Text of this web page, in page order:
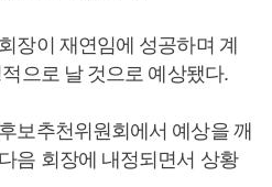
회장이 재연임에 성공하며 계
으로 날 것으로 예상됐다.
보추천위원회에서 예상을 깨
음 회장에 내정되면서 상황